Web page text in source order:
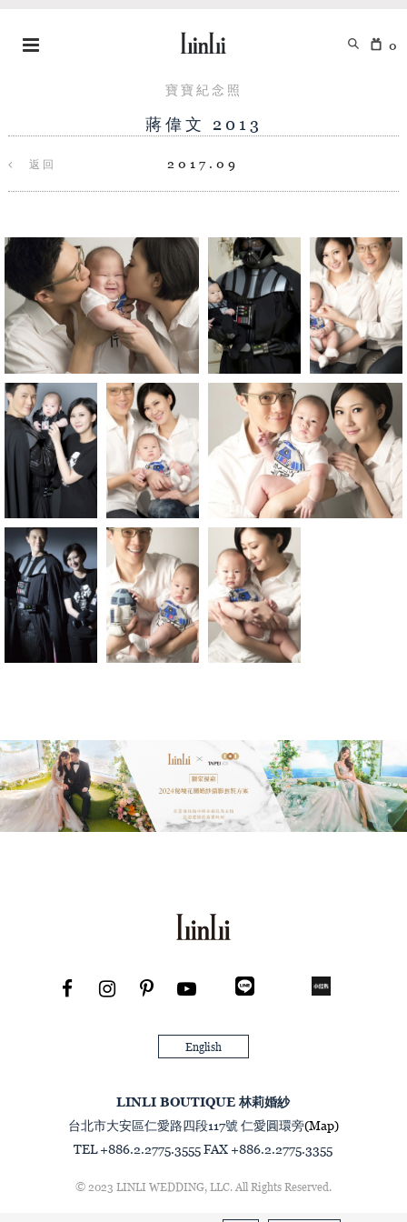
0
寶寶紀念照
蔣偉文 2013
返回 2017.09
English
LINLI BOUTIQUE 林莉婚紗
台北市大安區仁愛路四段117號 仁愛圓環旁(Map)
TEL +886.2.2775.3555 FAX +886.2.2775.3355
© 2023 LINLI WEDDING, LLC. All Rights Reserved.